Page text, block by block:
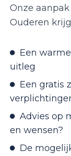
Onze
Ouderen
Een
uitleg
Een gratis
Advies op
en wensen?
De